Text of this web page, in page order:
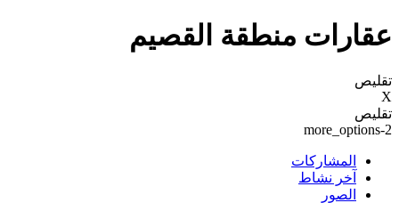
عقارات منطقة القصيم
تقليص
X
تقليص
more_options-2
المشاركات
آخر نشاط
الصور